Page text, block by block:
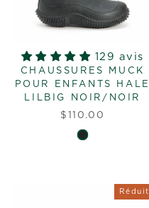
129 avis
CHAUSSURES MUCK
POUR ENFANTS HALE
LILBIG NOIR/NOIR
$110.00
Réduit